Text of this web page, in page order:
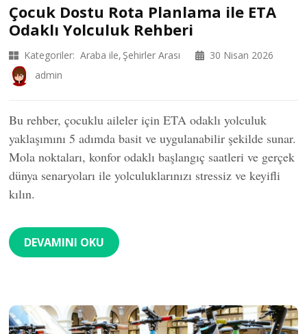
Çocuk Dostu Rota Planlama ile ETA
Odaklı Yolculuk Rehberi
Kategoriler: Araba ile Şehirler Arası
30 Nisan 2026
admin
Bu rehber, çocuklu aileler için ETA odaklı yolculuk
yaklaşımını 5 adımda basit ve uygulanabilir şekilde sunar.
Mola noktaları, konfor odaklı başlangıç saatleri ve gerçek
dünya senaryoları ile yolculuklarınızı stressiz ve keyifli
kılın.
DEVAMINI OKU